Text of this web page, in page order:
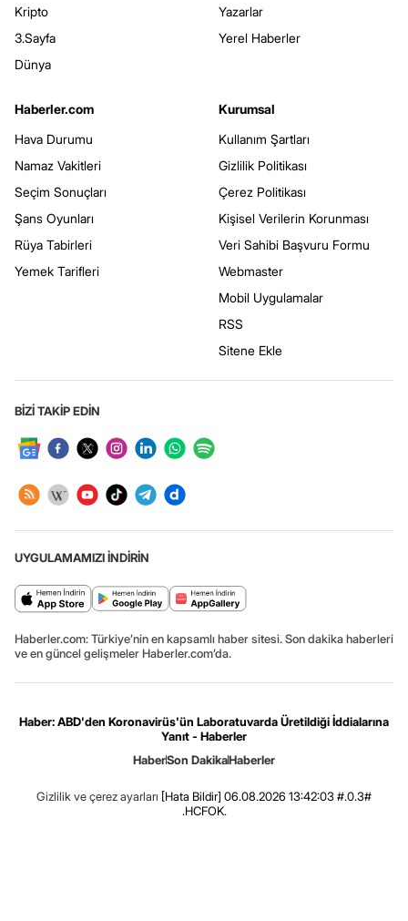
Kripto
3.Sayfa
Dünya
Yazarlar
Yerel Haberler
Haberler.com
Hava Durumu
Namaz Vakitleri
Seçim Sonuçları
Şans Oyunları
Rüya Tabirleri
Yemek Tarifleri
Kurumsal
Kullanım Şartları
Gizlilik Politikası
Çerez Politikası
Kişisel Verilerin Korunması
Veri Sahibi Başvuru Formu
Webmaster
Mobil Uygulamalar
RSS
Sitene Ekle
BİZİ TAKİP EDİN
UYGULAMAMIZI İNDİRİN
Haberler.com: Türkiye’nin en kapsamlı haber sitesi. Son dakika haberleri
ve en güncel gelişmeler Haberler.com’da.
Haber: ABD'den Koronavirüs'ün Laboratuvarda Üretildiği İddialarına
Yanıt - Haberler
HaberSon DakikaHaberler
Gizlilik ve çerez ayarları [Hata Bildir] 06.08.2026 13:42:03 #.0.3#
.HCFOK.